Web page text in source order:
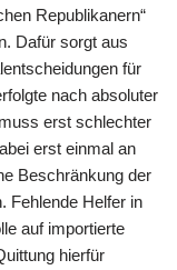
Republikanern“
Dafür sorgt aus
für
nach absoluter
erst schlechter
erst einmal an
Beschränkung der
Fehlende Helfer in
auf importierte
hierfür